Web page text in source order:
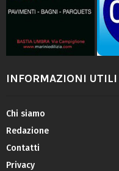
INFORMAZIONI UTILI
Chi siamo
Redazione
Contatti
Privacy